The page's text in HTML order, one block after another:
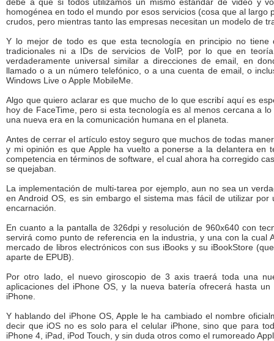
homogénea en todo el mundo por esos servicios (cosa que al
crudos, pero mientras tanto las empresas necesitan un modelo de
Y lo mejor de todo es que esta tecnología en principio no
tradicionales ni a IDs de servicios de VoIP, por lo que en
verdaderamente universal similar a direcciones de email, en
llamado o a un número telefónico, o a una cuenta de email, o
Windows Live o Apple MobileMe.
Algo que quiero aclarar es que mucho de lo que escribí aquí es
hoy de FaceTime, pero si esta tecnología es al menos cercana a
una nueva era en la comunicación humana en el planeta.
Antes de cerrar el artículo estoy seguro que muchos de todas
y mi opinión es que Apple ha vuelto a ponerse a la delantera en
competencia en términos de software, el cual ahora ha corregido
se quejaban.
La implementación de multi-tarea por ejemplo, aun no sea un
en Android OS, es sin embargo el sistema mas fácil de utilizar
encarnación.
En cuanto a la pantalla de 326dpi y resolución de 960x640 con
servirá como punto de referencia en la industria, y una con la cual
mercado de libros electrónicos con sus iBooks y su iBookStore
aparte de EPUB).
Por otro lado, el nuevo giroscopio de 3 axis traerá toda una
aplicaciones del iPhone OS, y la nueva batería ofrecerá hasta
iPhone.
Y hablando del iPhone OS, Apple le ha cambiado el nombre
decir que iOS no es solo para el celular iPhone, sino que para
iPhone 4, iPad, iPod Touch, y sin duda otros como el rumoreado